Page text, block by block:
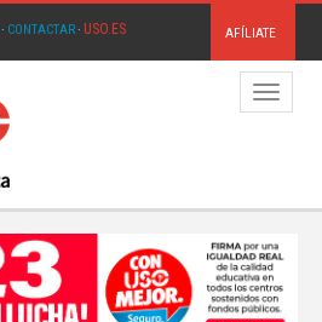
· CONTACTAR· USO.ES AFÍLIATE
Menú